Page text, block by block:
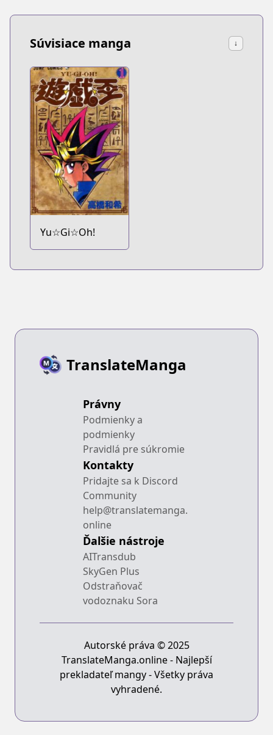
Súvisiace manga ↓
Yu☆Gi☆Oh!
TranslateManga
Právny
Podmienky a
podmienky
Pravidlá pre súkromie
Kontakty
Pridajte sa k Discord
Community
help@translatemanga.
online
Ďalšie nástroje
AITransdub
SkyGen Plus
Odstraňovač
vodoznaku Sora
Autorské práva © 2025
TranslateManga.online - Najlepší
prekladateľ mangy - Všetky práva
vyhradené.